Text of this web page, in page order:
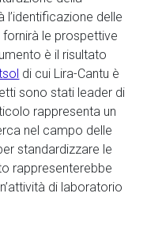
delle
le prospettive
è il risultato
di cui Lira-Cantu è
sono stati leader di
rappresenta un
nel campo delle
standardizzare le
rappresenterebbe
di laboratorio